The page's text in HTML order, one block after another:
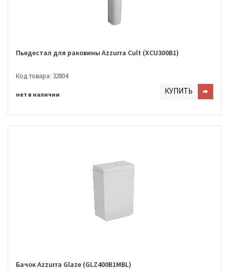
Пьедестал для раковины Azzurra Cult (XCU300B1)
Код товара: 32804
нет в наличии КУПИТЬ
Бачок Azzurra Glaze (GLZ400B1MBL)